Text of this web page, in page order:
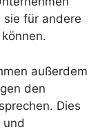
sie für andere
außerdem
den
Dies
und